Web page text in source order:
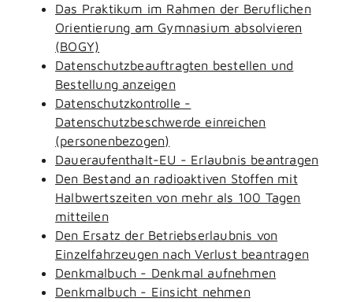
Das Praktikum im Rahmen der Beruflichen
Orientierung am Gymnasium absolvieren
(BOGY)
Datenschutzbeauftragten bestellen und
Bestellung anzeigen
Datenschutzkontrolle -
Datenschutzbeschwerde einreichen
(personenbezogen)
Daueraufenthalt-EU - Erlaubnis beantragen
Den Bestand an radioaktiven Stoffen mit
Halbwertszeiten von mehr als 100 Tagen
mitteilen
Den Ersatz der Betriebserlaubnis von
Einzelfahrzeugen nach Verlust beantragen
Denkmalbuch - Denkmal aufnehmen
Denkmalbuch - Einsicht nehmen